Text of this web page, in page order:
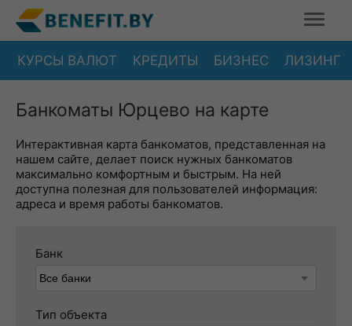
КУРСЫ ВАЛЮТ КРЕДИТЫ БИЗНЕС ЛИЗИНГ
Банкоматы Юрцево на карте
Интерактивная карта банкоматов, представленная на
нашем сайте, делает поиск нужных банкоматов
максимально комфортным и быстрым. На ней
доступна полезная для пользователей информация:
адреса и время работы банкоматов.
Банк
Тип объекта